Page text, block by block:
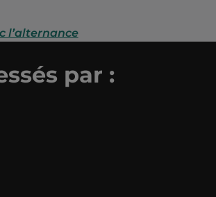
l’alternance
par :